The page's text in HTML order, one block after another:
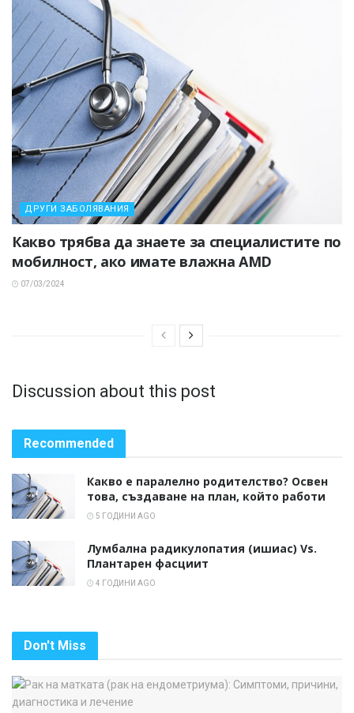
ДРУГИ ЗАБОЛЯВАНИЯ
Какво трябва да знаете за специалистите по
мобилност, ако имате влажна AMD
07/03/2024
Discussion about this post
Recommended
Какво е паралелно родителство? Освен
това, създаване на план, който работи
5 ГОДИНИ AGO
Лумбална радикулопатия (ишиас) Vs.
Плантарен фасциит
4 ГОДИНИ AGO
Don't Miss